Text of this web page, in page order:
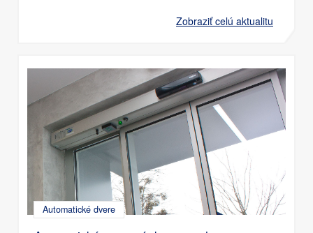
Zobraziť celú aktualitu
Automatické dvere